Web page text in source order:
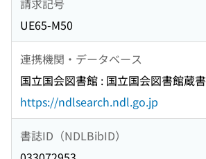
UE65-M50
連携機関・データベース
国立国会図書館 : 国立国会図書館蔵書
https://ndlsearch.ndl.go.jp
書誌ID（NDLBibID）